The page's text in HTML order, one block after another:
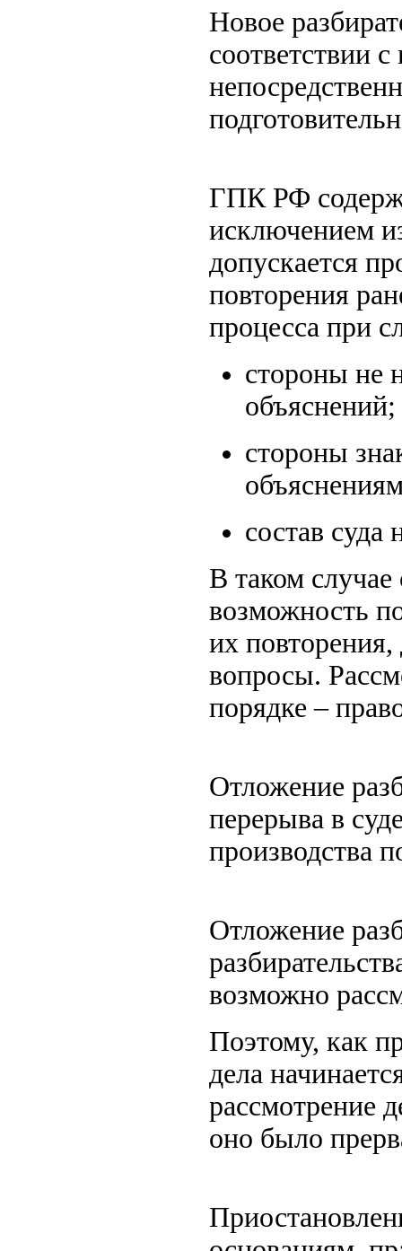
Новое
соответствии
ГПК РФ
исключением
допускается
повторения
процесса при
стороны не
объяснений;
стороны
состав суда
В таком случае
возможность
их
вопросы.
порядке –
Отложение
перерыва в
производства
Отложение
возможно
Поэтому, как
дела
рассмотрение
оно было